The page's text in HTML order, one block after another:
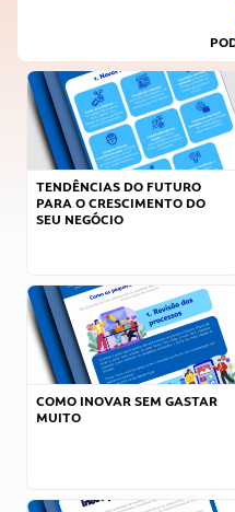
TENDÊNCIAS DO FUTURO
PARA O CRESCIMENTO DO
SEU NEGÓCIO
COMO INOVAR SEM GASTAR
MUITO